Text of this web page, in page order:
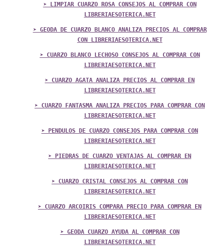
➤ LIMPIAR CUARZO ROSA CONSEJOS AL COMPRAR CON
LIBRERIAESOTERICA.NET
➤ GEODA DE CUARZO BLANCO ANALIZA PRECIOS AL COMPRAR
CON LIBRERIAESOTERICA.NET
➤ CUARZO BLANCO LECHOSO CONSEJOS AL COMPRAR CON
LIBRERIAESOTERICA.NET
➤ CUARZO AGATA ANALIZA PRECIOS AL COMPRAR EN
LIBRERIAESOTERICA.NET
➤ CUARZO FANTASMA ANALIZA PRECIOS PARA COMPRAR CON
LIBRERIAESOTERICA.NET
➤ PENDULOS DE CUARZO CONSEJOS PARA COMPRAR CON
LIBRERIAESOTERICA.NET
➤ PIEDRAS DE CUARZO VENTAJAS AL COMPRAR EN
LIBRERIAESOTERICA.NET
➤ CUARZO CRISTAL CONSEJOS AL COMPRAR CON
LIBRERIAESOTERICA.NET
➤ CUARZO ARCOIRIS COMPARA PRECIO PARA COMPRAR EN
LIBRERIAESOTERICA.NET
➤ GEODA CUARZO AYUDA AL COMPRAR CON
LIBRERIAESOTERICA.NET